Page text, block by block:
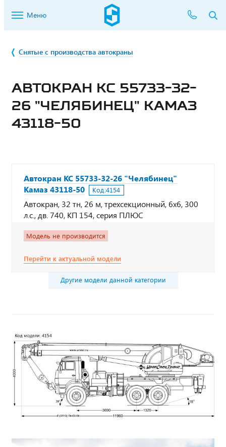
Меню
Снятые с производства автокраны
АВТОКРАН КС 55733-32-
26 "ЧЕЛЯБИНЕЦ" КАМАЗ
43118-50
Автокран КС 55733-32-26 "Челябинец"
Камаз 43118-50
Код:4154
Автокран, 32 тн, 26 м, трехсекционный, 6х6, 300
л.с., дв. 740, КП 154, серия ПЛЮС
Модель не производится
Перейти к актуальной модели
Другие модели данной категории